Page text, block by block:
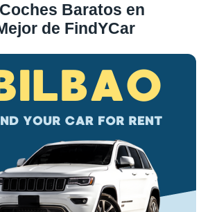
Baratos en
de FindYCar